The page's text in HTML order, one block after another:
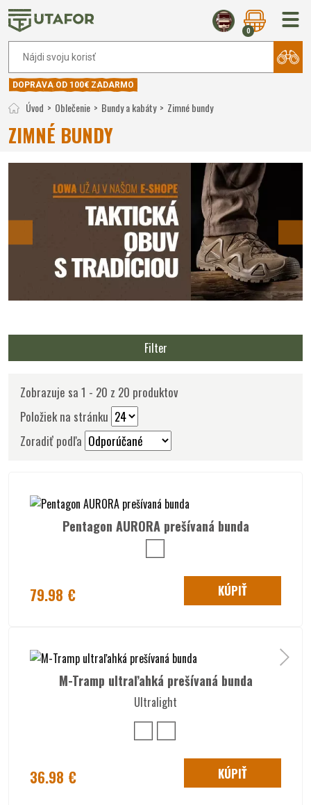
0
DOPRAVA OD 100€ ZADARMO
Úvod Oblečenie Bundy a kabáty Zimné bundy
ZIMNÉ BUNDY
Filter
Zobrazuje sa 1 - 20 z 20 produktov
Položiek na stránku
Zoradiť podľa
Pentagon AURORA prešívaná bunda
79.98 € KÚPIŤ
M-Tramp ultraľahká prešívaná bunda
Ultralight
36.98 € KÚPIŤ